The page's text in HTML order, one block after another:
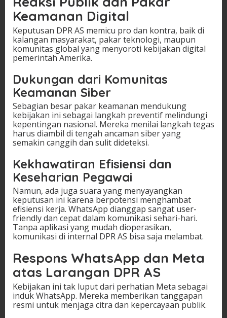
Keamanan Digital
Keputusan DPR AS memicu pro dan kontra, baik di
kalangan masyarakat, pakar teknologi, maupun
komunitas global yang menyoroti kebijakan digital
pemerintah Amerika.
Dukungan dari Komunitas
Keamanan Siber
Sebagian besar pakar keamanan mendukung
kebijakan ini sebagai langkah preventif melindungi
kepentingan nasional. Mereka menilai langkah tegas
harus diambil di tengah ancaman siber yang
semakin canggih dan sulit dideteksi.
Kekhawatiran Efisiensi dan
Keseharian Pegawai
Namun, ada juga suara yang menyayangkan
keputusan ini karena berpotensi menghambat
efisiensi kerja. WhatsApp dianggap sangat user-
friendly dan cepat dalam komunikasi sehari-hari.
Tanpa aplikasi yang mudah dioperasikan,
komunikasi di internal DPR AS bisa saja melambat.
Respons WhatsApp dan Meta
atas Larangan DPR AS
Kebijakan ini tak luput dari perhatian Meta sebagai
induk WhatsApp. Mereka memberikan tanggapan
resmi untuk menjaga citra dan kepercayaan publik.